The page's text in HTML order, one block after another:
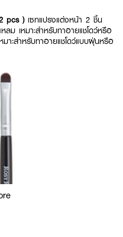
pcs ) เซทแปรงแต่งหน้า 2 ชิ้น
ม เหมาะสำหรับทาอายแชโดว์หรือ
ะสำหรับทาอายแชโดว์แบบฝุ่นหรือ